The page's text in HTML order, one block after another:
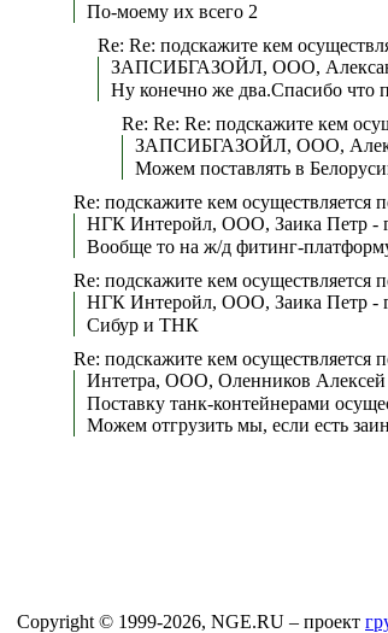
По-моему их всего 2
Re: Re: подскажите кем
ЗАПСИБГАЗОЙЛ, ООО,
Ну конечно же два.Спасибо что
Re: Re: Re: подскажите кем
ЗАПСИБГАЗОЙЛ, ООО,
Можем поставлять в
Re: подскажите кем
НГК Интеройл, ООО, Заика Петр -
Вообще то на ж/д фитинг-
Re: подскажите кем
НГК Интеройл, ООО, Заика Петр -
Сибур и ТНК
Re: подскажите кем
Интетра, ООО, Оленников Алексей
Поставку танк-контейнерами
Можем отгрузить мы, если есть
Copyright © 1999-2026, NGE.RU – проект